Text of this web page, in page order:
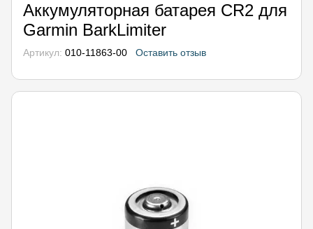
Аккумуляторная батарея CR2 для
Garmin BarkLimiter
Артикул: 010-11863-00 Оставить отзыв